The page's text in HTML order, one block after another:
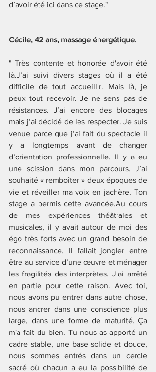
d’avoir été ici dans ce stage."
Cécile, 42 ans, massage énergétique.
" Très contente et honorée d'avoir été
là.J’ai suivi divers stages où il a été
difficile de tout accueillir. Mais là, je
peux tout recevoir. Je ne sens pas de
résistances. J’ai encore des blocages
mais j’ai décidé de les respecter. Je suis
venue parce que j’ai fait du spectacle il
y a longtemps avant de changer
d’orientation professionnelle. Il y a eu
une scission dans mon parcours. J’ai
souhaité « remboîter » deux époques de
vie et réveiller ma voix en jachère. Ton
stage a permis cette avancée.Au cours
de mes expériences théâtrales et
musicales, il y avait autour de moi des
égo très forts avec un grand besoin de
reconnaissance. Il fallait jongler entre
être au service d’une œuvre et ménager
les fragilités des interprètes. J’ai arrêté
en partie pour cette raison. Avec toi,
nous avons pu entrer dans autre chose,
nous ancrer dans une conscience plus
large, dans une forme de maturité. Ça
m'a fait du bien. Tu nous as apporté un
cadre stable, une base solide et douce,
nous sommes entrés dans un cercle
sacré où chacun a eu la possibilité de